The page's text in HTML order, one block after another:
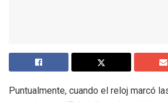
Puntualmente, cuando el reloj marcó